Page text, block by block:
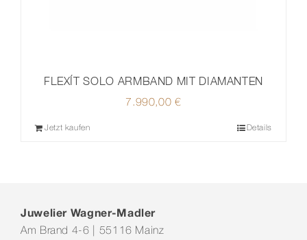
FLEXÍT SOLO ARMBAND MIT DIAMANTEN
7.990,00€
Jetzt kaufen Details
Juwelier Wagner-Madler
Am Brand 4-6 | 55116 Mainz